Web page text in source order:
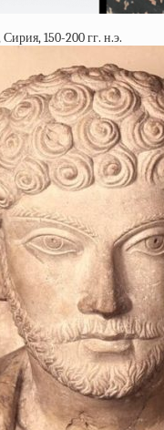
150-200 гг. н.э.